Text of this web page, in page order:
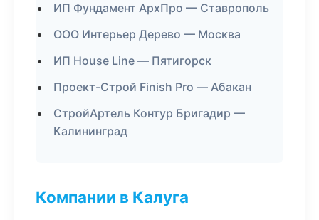
ИП Фундамент АрхПро — Ставрополь
ООО Интерьер Дерево — Москва
ИП House Line — Пятигорск
Проект-Строй Finish Pro — Абакан
СтройАртель Контур Бригадир —
Калининград
Компании в Калуга